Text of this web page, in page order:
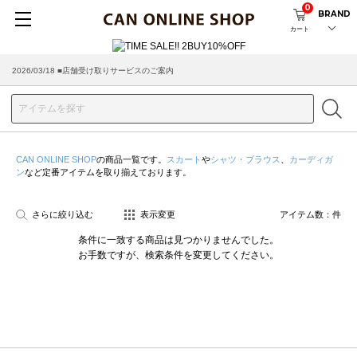
カート
0
BRAND
2026/03/18 ■店舗受け取りサービスのご案内
CAN ONLINE SHOPの商品一覧です。 スカート やシャツ・ブラウス
カーディガ
ンなど定番アイテムを取り揃えております。
さらに絞り込む 表示変更 アイテム数： 件
条件に一致する商品は見つかりませんでした。
お手数ですが、検索条件を変更してください。